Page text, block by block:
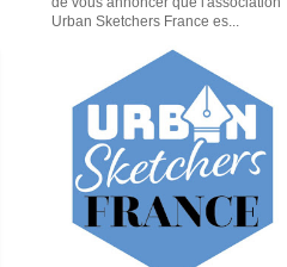
Urban Sketchers France es...